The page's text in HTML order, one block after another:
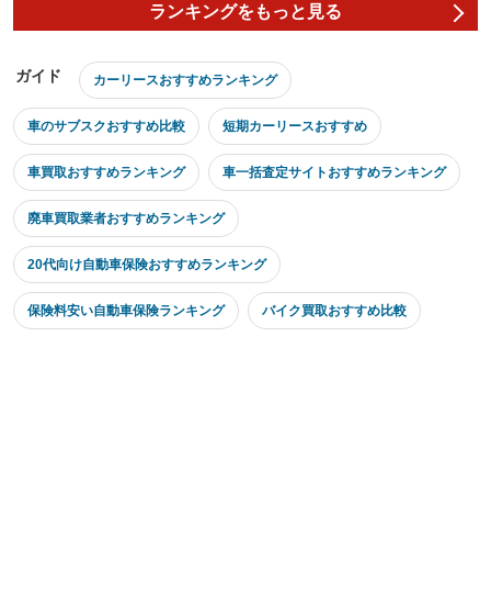
ランキングをもっと見る
ガイド カーリースおすすめランキング
車のサブスクおすすめ比較 短期カーリースおすすめ
車買取おすすめランキング 車一括査定サイトおすすめランキング
廃車買取業者おすすめランキング
20代向け自動車保険おすすめランキング
保険料安い自動車保険ランキング バイク買取おすすめ比較